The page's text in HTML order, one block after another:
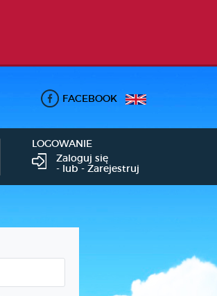
FACEBOOK
LOGOWANIE
Zaloguj się
- lub - Zarejestruj